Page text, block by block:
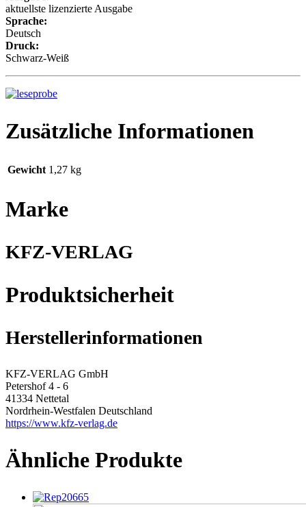
aktuellste lizenzierte Ausgabe
Sprache:
Deutsch
Druck:
Schwarz-Weiß
Zusätzliche Informationen
Gewicht 1,27 kg
Marke
KFZ-VERLAG
Produktsicherheit
Herstellerinformationen
KFZ-VERLAG GmbH
Petershof 4 - 6
41334 Nettetal
Nordrhein-Westfalen Deutschland
https://www.kfz-verlag.de
Ähnliche Produkte